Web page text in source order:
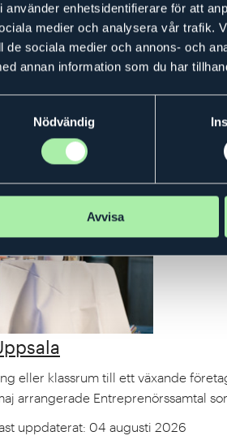
använder enhetsidentifierare för att
medier och analysera vår trafik.
de sociala medier och annons- och
annan information som du har
Nödvändig
Avvisa
:16 augusti 2024
eller klassrum till ett växande
arrangerade Entreprenörssamtal
uppdaterat: 04 augusti 2026